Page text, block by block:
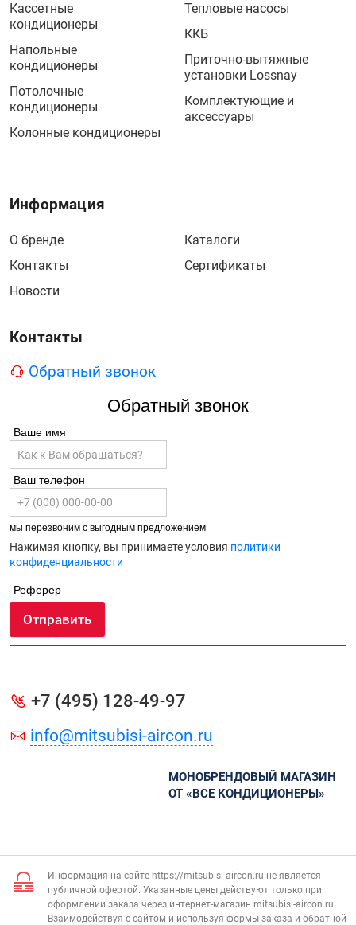
Кассетные
кондиционеры
Напольные
кондиционеры
Потолочные
кондиционеры
Колонные кондиционеры
Тепловые насосы
ККБ
Приточно-вытяжные
установки Lossnay
Комплектующие и
аксессуары
Информация
О бренде
Контакты
Новости
Каталоги
Сертификаты
Контакты
Обратный звонок
Обратный звонок
Ваше имя
Ваш телефон
мы перезвоним с выгодным предложением
Нажимая кнопку, вы принимаете условия политики
конфиденциальности
Реферер
Отправить
+7 (495) 128-49-97
info@mitsubisi-aircon.ru
МОНОБРЕНДОВЫЙ МАГАЗИН
ОТ «ВСЕ КОНДИЦИОНЕРЫ»
Информация на сайте https://mitsubisi-aircon.ru не является
публичной офертой. Указанные цены действуют только при
оформлении заказа через интернет-магазин mitsubisi-aircon.ru
Взаимодействуя с сайтом и используя формы заказа и обратной